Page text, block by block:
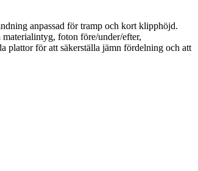
anpassad för tramp och kort klipphöjd.
foton före/under/efter,
för att säkerställa jämn fördelning och att